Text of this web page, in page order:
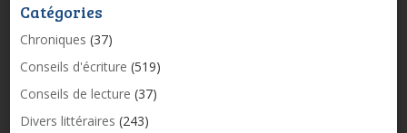
Catégories
Chroniques (37)
Conseils d'écriture (519)
Conseils de lecture (37)
Divers littéraires (243)